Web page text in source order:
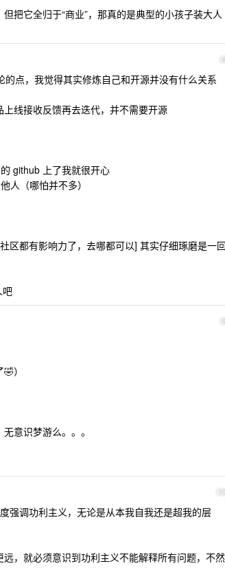
把它全归于“商业”，那真的是典型的小孩子装大人
8
点，我觉得其实修炼自己和开源并没有什么关系
线接收反馈再去迭代，并不需要开源
github 上了我就很开心
人（哪怕并不多）
区都有影响力了，去哪都可以] 其实仔细琢磨是一
9
）
意识梦游么。。。
10
强调功利主义，无论是从本我自我还是超我的层
，就必须意识到功利主义不能解释所有问题，不然